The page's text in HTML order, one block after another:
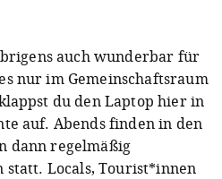
auch wunderbar für
nur im Gemeinschaftsraum
du den Laptop hier in
auf. Abends finden in den
dann regelmäßig
statt. Locals, Tourist*innen